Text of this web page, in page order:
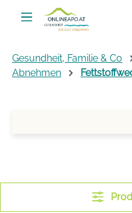
Zum Hauptinhalt springen
Gesundheit, Familie & Co
Abnehmen